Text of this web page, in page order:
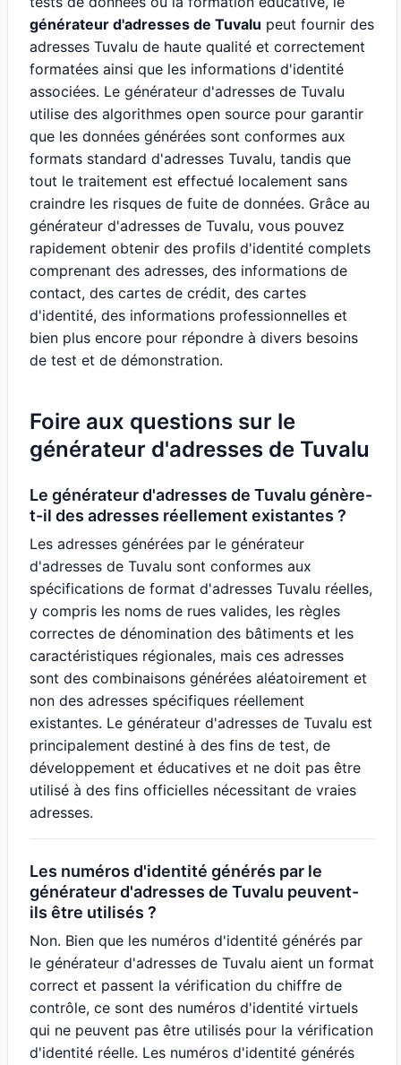
générateur d'adresses de Tuvalu peut fournir des
adresses Tuvalu de haute qualité et correctement
formatées ainsi que les informations d'identité
associées. Le générateur d'adresses de Tuvalu
utilise des algorithmes open source pour garantir
que les données générées sont conformes aux
formats standard d'adresses Tuvalu, tandis que
tout le traitement est effectué localement sans
craindre les risques de fuite de données. Grâce au
générateur d'adresses de Tuvalu, vous pouvez
rapidement obtenir des profils d'identité complets
comprenant des adresses, des informations de
contact, des cartes de crédit, des cartes
d'identité, des informations professionnelles et
bien plus encore pour répondre à divers besoins
de test et de démonstration.
Foire aux questions sur le
générateur d'adresses de Tuvalu
Le générateur d'adresses de Tuvalu génère-
t-il des adresses réellement existantes ?
Les adresses générées par le générateur
d'adresses de Tuvalu sont conformes aux
spécifications de format d'adresses Tuvalu réelles,
y compris les noms de rues valides, les règles
correctes de dénomination des bâtiments et les
caractéristiques régionales, mais ces adresses
sont des combinaisons générées aléatoirement et
non des adresses spécifiques réellement
existantes. Le générateur d'adresses de Tuvalu est
principalement destiné à des fins de test, de
développement et éducatives et ne doit pas être
utilisé à des fins officielles nécessitant de vraies
adresses.
Les numéros d'identité générés par le
générateur d'adresses de Tuvalu peuvent-
ils être utilisés ?
Non. Bien que les numéros d'identité générés par
le générateur d'adresses de Tuvalu aient un format
correct et passent la vérification du chiffre de
contrôle, ce sont des numéros d'identité virtuels
qui ne peuvent pas être utilisés pour la vérification
d'identité réelle. Les numéros d'identité générés